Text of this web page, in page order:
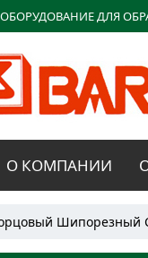
ДЛЯ
О КОМПАНИИ
Шипорезный